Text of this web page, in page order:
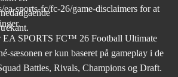
ea-sports-fc/fc-26/game-disclaimers for at
EA SPORTS FC™ 26 Football Ultimate
sæsonen er kun baseret på gameplay i de
Battles, Rivals, Champions og Draft.